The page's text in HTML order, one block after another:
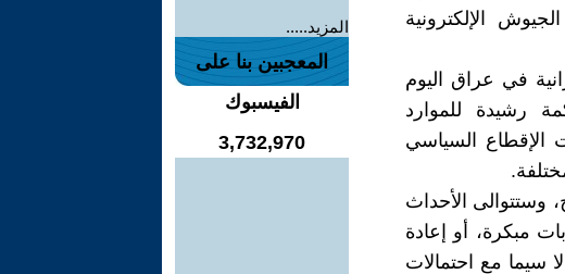
الإلكترونية
في عراق اليوم
رشيدة للموارد
الإقطاع السياسي
وستتوالى الأحداث
مبكرة، أو إعادة
سيما مع احتمالات
المزيد.....
المعجبين بنا على
الفيسبوك
3,732,970